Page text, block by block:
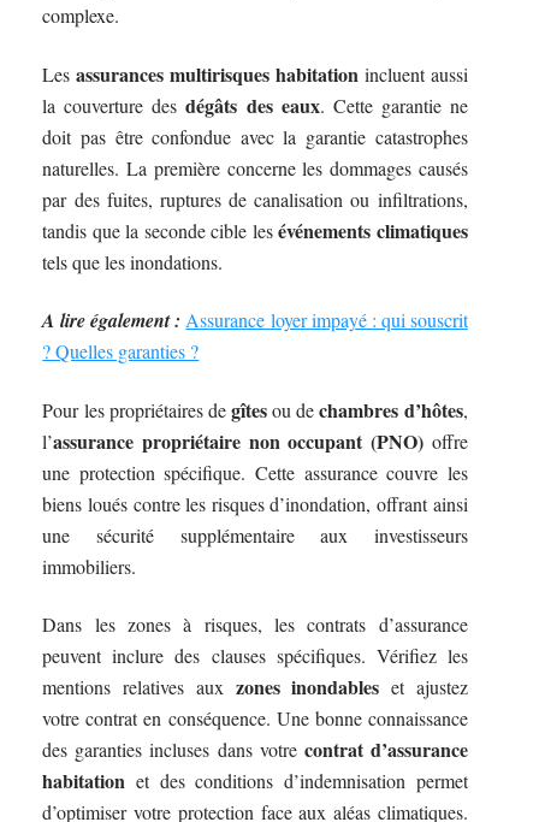
complexe.
Lesassurances multirisques habitation incluent aussi
la couverture desdégâts des eaux. Cette garantie ne
doit pas être confondue avec la garantie catastrophes
naturelles. La première concerne les dommages causés
par des fuites, ruptures de canalisation ou infiltrations,
tandis que la seconde cible lesévénements climatiques
tels que les inondations.
A lire également : Assurance loyer impayé : qui souscrit
? Quelles garanties ?
Pour les propriétaires degîtesou dechambres d’hôtes,
l’assurance propriétaire non occupant (PNO)offre
une protection spécifique. Cette assurance couvre les
biens loués contre les risques d’inondation, offrant ainsi
une sécurité supplémentaire aux investisseurs
immobiliers.
Dans les zones à risques, les contrats d’assurance
peuvent inclure des clauses spécifiques. Vérifiez les
mentions relatives aux zones inondables et ajustez
votre contrat en conséquence. Une bonne connaissance
des garanties incluses dans votre contrat d’assurance
habitation et des conditions d’indemnisation permet
d’optimiser votre protection face aux aléas climatiques.